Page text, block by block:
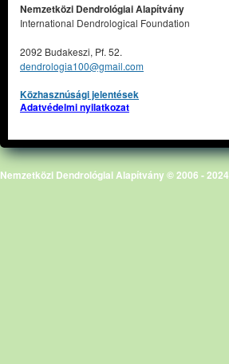
Nemzetközi Dendrológiai Alapítvány
International Dendrological Foundation
2092 Budakeszi, Pf. 52.
dendrologia100@gmail.com
Közhasznúsági jelentések
Adatvédelmi nyilatkozat
Nemzetközi Dendrológiai Alapítvány © 2006 - 2024